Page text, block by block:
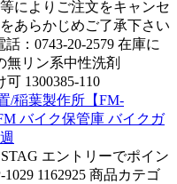
によりご注文をキャンセ
あらかじめご了承下さい
：0743-20-2579 在庫に
無リン系中性洗剤
1300385-110
/稲葉製作所【FM-
バイク保管庫 バイクガ
エントリーでポイン
1162925 商品カテゴ